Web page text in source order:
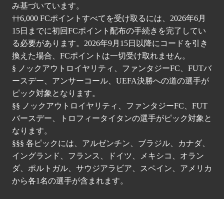
み基づいています。
††6,000 FCポイントすべてを受け取るには、2026年6月
15日までに初回FCポイント配布の手続きを完了してい
る必要があります。2026年9月15日以降にコードを引き
換えた場合、FCポイントは一切受け取れません。
§ ノックアウトロイヤリティ、ファンタジーFC、FUTバ
ースデー、アンサーコール、UEFA決勝への道の選手が
ピック対象となります。
§§ ノックアウトロイヤリティ、ファンタジーFC、FUT
バースデー、トロフィータイタンの選手がピック対象と
なります。
§§§ 各ピックには、アルゼンチン、ブラジル、カナダ、
イングランド、フランス、ドイツ、メキシコ、オラン
ダ、ポルトガル、サウジアラビア、スペイン、アメリカ
から各1名の選手が含まれます。